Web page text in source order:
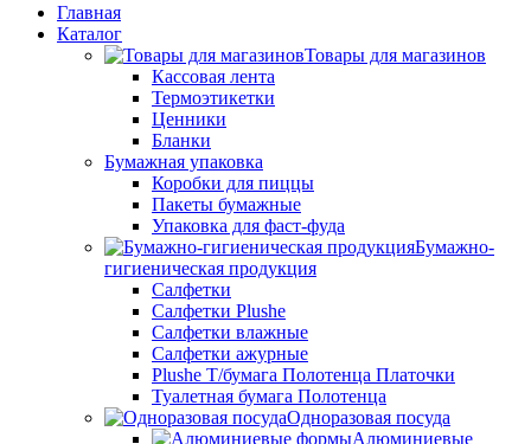
Главная
Каталог
Товары для магазинов
Кассовая лента
Термоэтикетки
Ценники
Бланки
Бумажная упаковка
Коробки для пиццы
Пакеты бумажные
Упаковка для фаст-фуда
Бумажно-
гигиеническая продукция
Салфетки
Салфетки Plushe
Салфетки влажные
Салфетки ажурные
Plushe Т/бумага Полотенца Платочки
Туалетная бумага Полотенца
Одноразовая посуда
Алюминиевые